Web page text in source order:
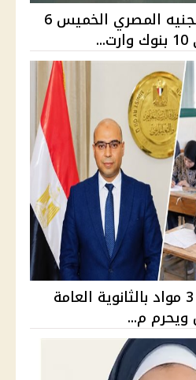
سعر الدولار مقابل الجنيه المصري الخميس 6
التعليم: الراسب في 3 مواد بالثانوية العامة
ويحرم م...